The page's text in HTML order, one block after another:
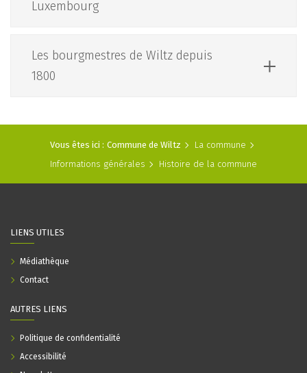
Luxembourg
Les bourgmestres de Wiltz depuis
1800
Vous êtes ici : Commune de Wiltz
La commune
Informations générales
Histoire de la commune
LIENS UTILES
Médiathèque
Contact
AUTRES LIENS
Politique de confidentialité
Accessibilité